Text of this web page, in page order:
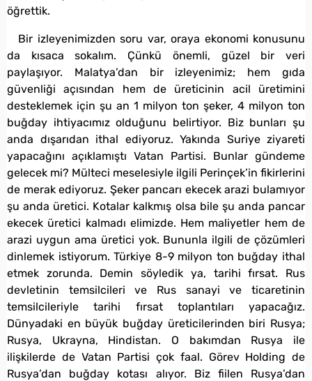
öğrettik.
Bir izleyenimizden soru var, oraya ekonomi konusunu
da kısaca sokalım. Çünkü önemli, güzel bir veri
paylaşıyor. Malatya’dan bir izleyenimiz; hem gıda
güvenliği açısından hem de üreticinin acil üretimini
desteklemek için şu an 1 milyon ton şeker, 4 milyon ton
buğday ihtiyacımız olduğunu belirtiyor. Biz bunları şu
anda dışarıdan ithal ediyoruz. Yakında Suriye ziyareti
yapacağını açıklamıştı Vatan Partisi. Bunlar gündeme
gelecek mi? Mülteci meselesiyle ilgili Perinçek’in fikirlerini
de merak ediyoruz. Şeker pancarı ekecek arazi bulamıyor
şu anda üretici. Kotalar kalkmış olsa bile şu anda pancar
ekecek üretici kalmadı elimizde. Hem maliyetler hem de
arazi uygun ama üretici yok. Bununla ilgili de çözümleri
dinlemek istiyorum. Türkiye 8-9 milyon ton buğday ithal
etmek zorunda. Demin söyledik ya, tarihi fırsat. Rus
devletinin temsilcileri ve Rus sanayi ve ticaretinin
temsilcileriyle tarihi fırsat toplantıları yapacağız.
Dünyadaki en büyük buğday üreticilerinden biri Rusya;
Rusya, Ukrayna, Hindistan. O bakımdan Rusya ile
ilişkilerde de Vatan Partisi çok faal. Görev Holding de
Rusya’dan buğday kotası alıyor. Biz fiilen Rusya’dan